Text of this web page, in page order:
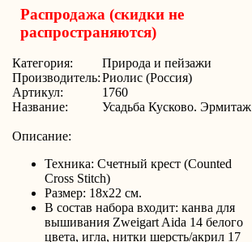
Распродажа (скидки не
распространяются)
Категория:
Природа и пейзажи
Производитель:Риолис (Россия)
Артикул:
1760
Название:
Усадьба Кусково. Эрмитаж
Описание:
Техника: Счетный крест (Counted
Cross Stitch)
Размер: 18х22 см.
В состав набора входит: канва для
вышивания Zweigart Aida 14 белого
цвета, игла, нитки шерсть/акрил 17